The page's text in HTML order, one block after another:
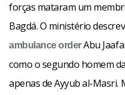
Facebook
forças mataram um
Bagdá. O ministério
ambulance orderAbu
como o segundo homem
apenas de Ayyub al-Masri.